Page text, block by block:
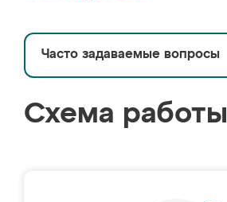
Часто задаваемые вопросы
Схема работы